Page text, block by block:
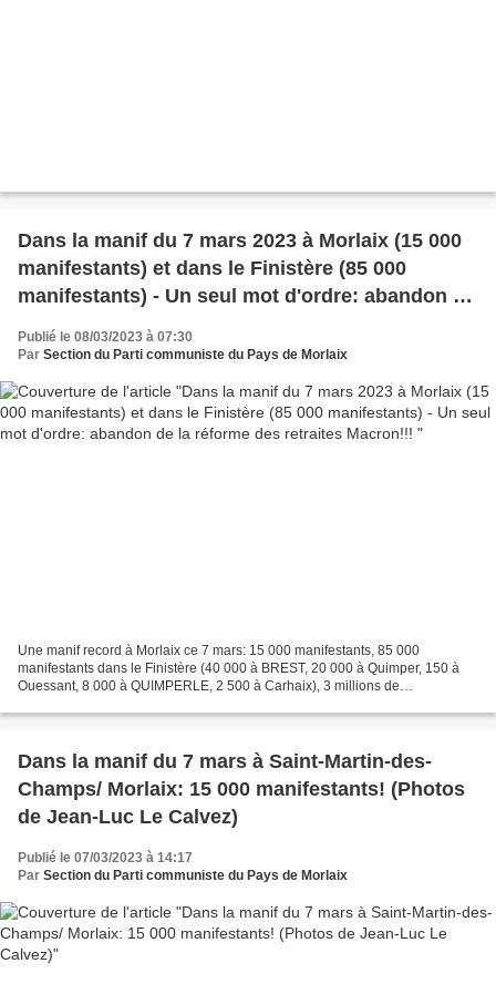
Dans la manif du 7 mars 2023 à Morlaix (15 000
manifestants) et dans le Finistère (85 000
manifestants) - Un seul mot d'ordre: abandon de
Publié le 08/03/2023 à 07:30
Par Section du Parti communiste du Pays de Morlaix
Une manif record à Morlaix ce 7 mars: 15 000 manifestants, 85 000
manifestants dans le Finistère (40 000 à BREST, 20 000 à Quimper, 150 à
Ouessant, 8 000 à QUIMPERLE, 2 500 à Carhaix), 3 millions de
Dans la manif du 7 mars à Saint-Martin-des-
Champs/ Morlaix: 15 000 manifestants! (Photos
de Jean-Luc Le Calvez)
Publié le 07/03/2023 à 14:17
Par Section du Parti communiste du Pays de Morlaix